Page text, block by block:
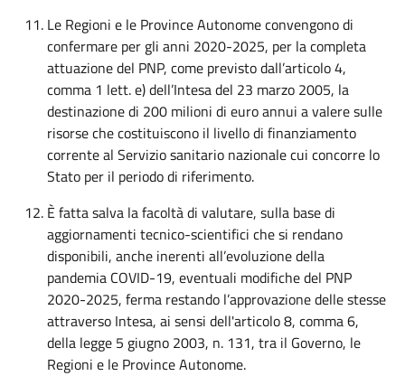
Le Regioni e le Province Autonome convengono di
confermare per gli anni 2020-2025, per la completa
attuazione del PNP, come previsto dall’articolo 4,
comma 1 lett. e) dell’Intesa del 23 marzo 2005, la
destinazione di 200 milioni di euro annui a valere sulle
risorse che costituiscono il livello di finanziamento
corrente al Servizio sanitario nazionale cui concorre lo
Stato per il periodo di riferimento.
È fatta salva la facoltà di valutare, sulla base di
aggiornamenti tecnico-scientifici che si rendano
disponibili, anche inerenti all’evoluzione della
pandemia COVID-19, eventuali modifiche del PNP
2020-2025, ferma restando l’approvazione delle stesse
attraverso Intesa, ai sensi dell'articolo 8, comma 6,
della legge 5 giugno 2003, n. 131, tra il Governo, le
Regioni e le Province Autonome.